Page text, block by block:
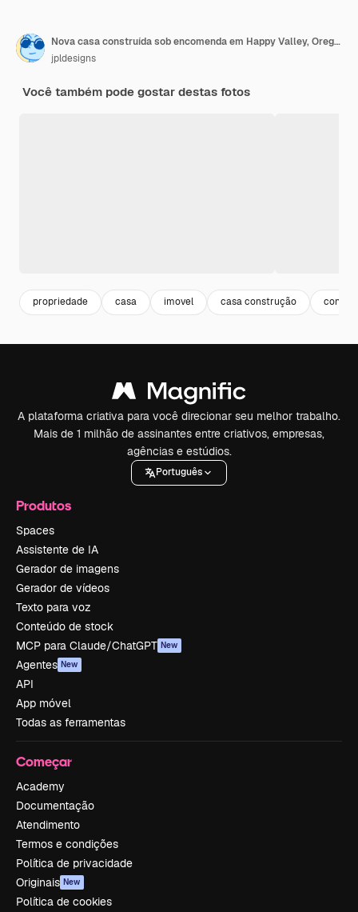
Nova casa construída sob encomenda em Happy Valley, Oregon
jpldesigns
Você também pode gostar destas fotos
propriedade casa imovel casa construção
A plataforma criativa para você direcionar seu melhor trabalho.
Mais de 1 milhão de assinantes entre criativos, empresas,
agências e estúdios.
Português
Produtos
Spaces
Assistente de IA
Gerador de imagens
Gerador de vídeos
Texto para voz
Conteúdo de stock
MCP para Claude/ChatGPT New
Agentes New
API
App móvel
Todas as ferramentas
Começar
Academy
Documentação
Atendimento
Termos e condições
Política de privacidade
Originais New
Política de cookies